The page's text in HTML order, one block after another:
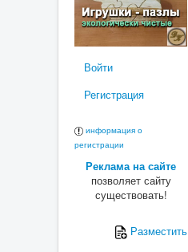
Войти
Регистрация
информация о
регистрации
Реклама на сайте
позволяет сайту
существовать!
Разместить